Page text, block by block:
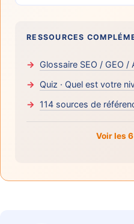
RESSOURCES
Glossaire SEO / GEO
Quiz · Quel est votre
114 sources de
Voir les